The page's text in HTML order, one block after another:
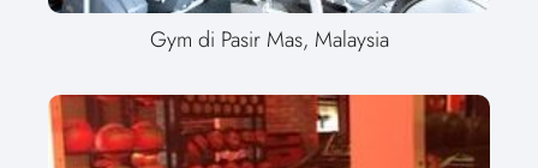
Gym di Pasir Mas, Malaysia